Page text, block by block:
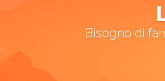
Bisogno di